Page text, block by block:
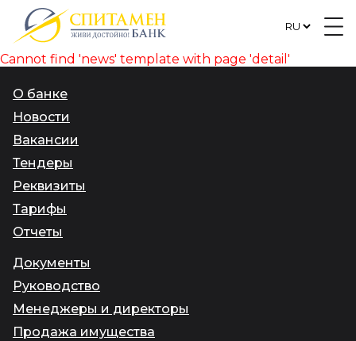
Cannot find 'news' template with page 'detail'
О банке
Новости
Вакансии
Тендеры
Реквизиты
Тарифы
Отчеты
Документы
Руководство
Менеджеры и директоры
Продажа имущества